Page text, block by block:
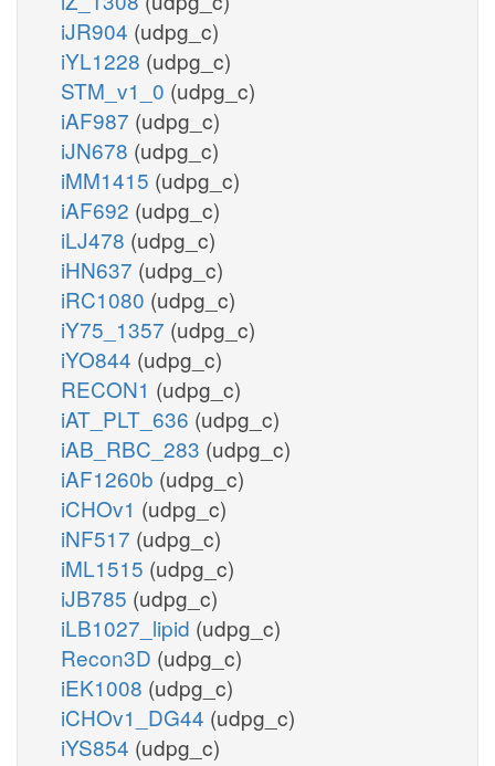
iJR904 (udpg_c)
iYL1228 (udpg_c)
STM_v1_0 (udpg_c)
iAF987 (udpg_c)
iJN678 (udpg_c)
iMM1415 (udpg_c)
iAF692 (udpg_c)
iLJ478 (udpg_c)
iHN637 (udpg_c)
iRC1080 (udpg_c)
iY75_1357 (udpg_c)
iYO844 (udpg_c)
RECON1 (udpg_c)
iAT_PLT_636 (udpg_c)
iAB_RBC_283 (udpg_c)
iAF1260b (udpg_c)
iCHOv1 (udpg_c)
iNF517 (udpg_c)
iML1515 (udpg_c)
iJB785 (udpg_c)
iLB1027_lipid (udpg_c)
Recon3D (udpg_c)
iEK1008 (udpg_c)
iCHOv1_DG44 (udpg_c)
iYS854 (udpg_c)